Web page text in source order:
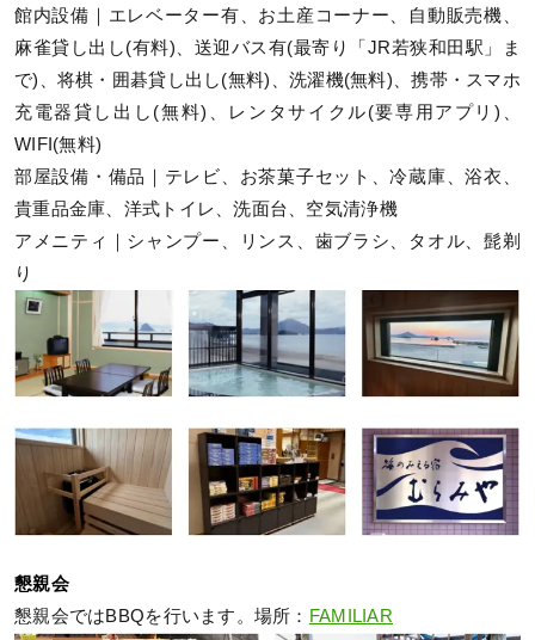
館内設備｜エレベーター有、お土産コーナー、自動販売機、
麻雀貸し出し(有料)、送迎バス有(最寄り「JR若狭和田駅」ま
で)、将棋・囲碁貸し出し(無料)、洗濯機(無料)、携帯・スマホ
充電器貸し出し(無料)、レンタサイクル(要専用アプリ)、
WIFI(無料)
部屋設備・備品｜テレビ、お茶菓子セット、冷蔵庫、浴衣、
貴重品金庫、洋式トイレ、洗面台、空気清浄機
アメニティ｜シャンプー、リンス、歯ブラシ、タオル、髭剃
り
懇親会
懇親会ではBBQを行います。場所： FAMILIAR